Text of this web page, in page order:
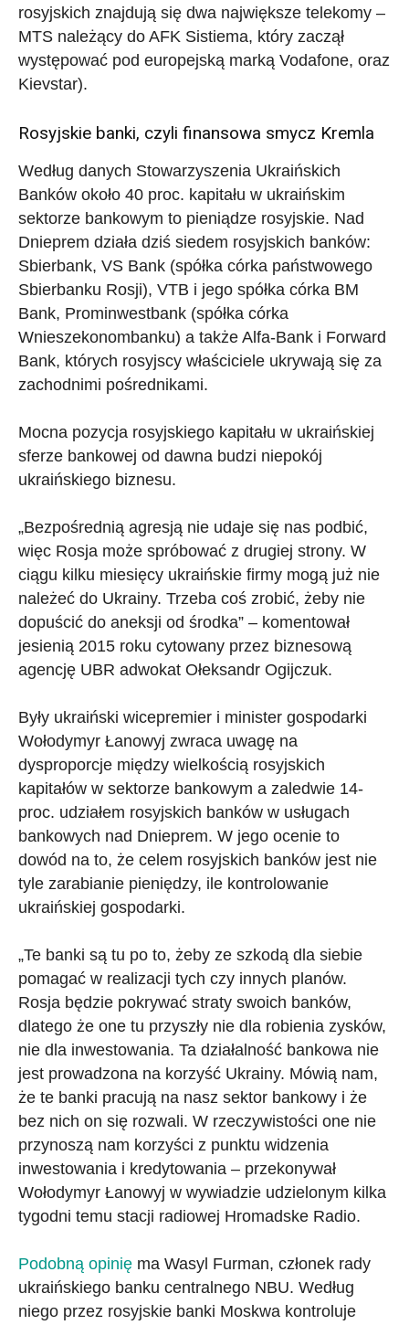
rosyjskich znajdują się dwa największe telekomy –
MTS należący do AFK Sistiema, który zaczął
występować pod europejską marką Vodafone, oraz
Kievstar).
Rosyjskie banki, czyli finansowa smycz Kremla
Według danych Stowarzyszenia Ukraińskich
Banków około 40 proc. kapitału w ukraińskim
sektorze bankowym to pieniądze rosyjskie. Nad
Dnieprem działa dziś siedem rosyjskich banków:
Sbierbank, VS Bank (spółka córka państwowego
Sbierbanku Rosji), VTB i jego spółka córka BM
Bank, Prominwestbank (spółka córka
Wnieszekonombanku) a także Alfa-Bank i Forward
Bank, których rosyjscy właściciele ukrywają się za
zachodnimi pośrednikami.
Mocna pozycja rosyjskiego kapitału w ukraińskiej
sferze bankowej od dawna budzi niepokój
ukraińskiego biznesu.
„Bezpośrednią agresją nie udaje się nas podbić,
więc Rosja może spróbować z drugiej strony. W
ciągu kilku miesięcy ukraińskie firmy mogą już nie
należeć do Ukrainy. Trzeba coś zrobić, żeby nie
dopuścić do aneksji od środka” – komentował
jesienią 2015 roku cytowany przez biznesową
agencję UBR adwokat Ołeksandr Ogijczuk.
Były ukraiński wicepremier i minister gospodarki
Wołodymyr Łanowyj zwraca uwagę na
dysproporcje między wielkością rosyjskich
kapitałów w sektorze bankowym a zaledwie 14-
proc. udziałem rosyjskich banków w usługach
bankowych nad Dnieprem. W jego ocenie to
dowód na to, że celem rosyjskich banków jest nie
tyle zarabianie pieniędzy, ile kontrolowanie
ukraińskiej gospodarki.
„Te banki są tu po to, żeby ze szkodą dla siebie
pomagać w realizacji tych czy innych planów.
Rosja będzie pokrywać straty swoich banków,
dlatego że one tu przyszły nie dla robienia zysków,
nie dla inwestowania. Ta działalność bankowa nie
jest prowadzona na korzyść Ukrainy. Mówią nam,
że te banki pracują na nasz sektor bankowy i że
bez nich on się rozwali. W rzeczywistości one nie
przynoszą nam korzyści z punktu widzenia
inwestowania i kredytowania – przekonywał
Wołodymyr Łanowyj w wywiadzie udzielonym kilka
tygodni temu stacji radiowej Hromadske Radio.
Podobną opinię ma Wasyl Furman, członek rady
ukraińskiego banku centralnego NBU. Według
niego przez rosyjskie banki Moskwa kontroluje